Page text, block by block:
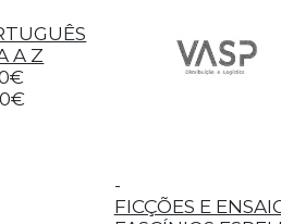
A Z
-
FICÇÕES E